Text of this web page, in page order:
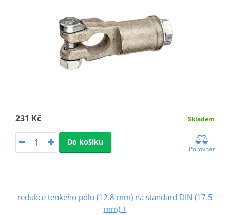
231 Kč Skladem
Do košíku
Porovnat
redukce tenkého pólu (12.8 mm) na standard DIN (17.5
mm) +